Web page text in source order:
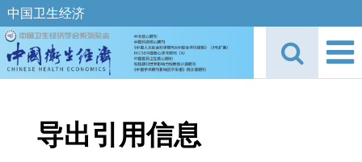
中国卫生经济
导出引用信息